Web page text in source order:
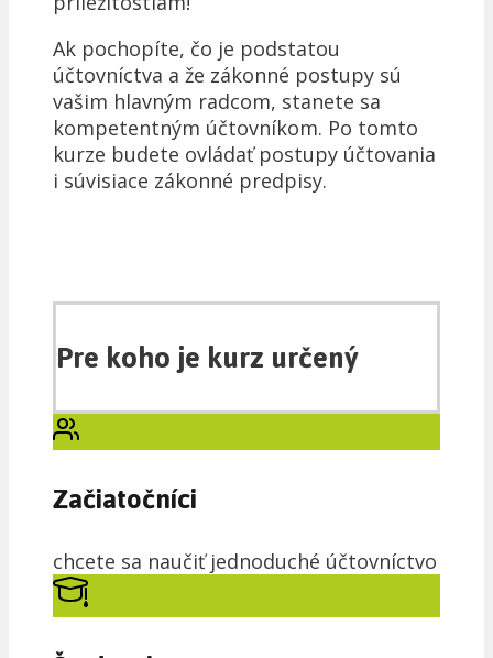
Ak pochopíte, čo je podstatou
účtovníctva a že zákonné postupy sú
vašim hlavným radcom, stanete sa
kompetentným účtovníkom. Po tomto
kurze budete ovládať postupy účtovania
i súvisiace zákonné predpisy.
Pre koho je kurz určený
Začiatočníci
chcete sa naučiť jednoduché účtovníctvo